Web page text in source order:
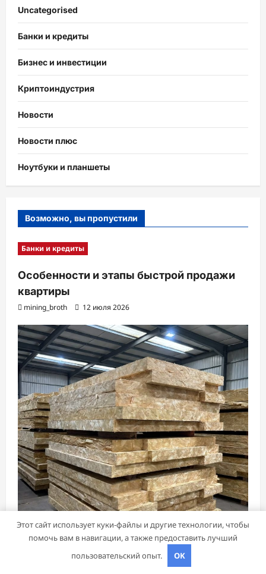
Uncategorised
Банки и кредиты
Бизнес и инвестиции
Криптоиндустрия
Новости
Новости плюс
Ноутбуки и планшеты
Возможно, вы пропустили
Банки и кредиты
Особенности и этапы быстрой продажи
квартиры
mining_broth 12 июля 2026
Банки и кредиты
Этот сайт использует куки-файлы и другие технологии, чтобы
помочь вам в навигации, а также предоставить лучший
пользовательский опыт.
OK